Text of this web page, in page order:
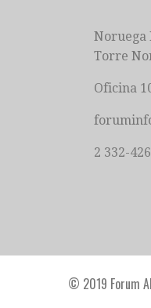
Noruega
Torre
Oficina
2 332-
© 2019 Forum